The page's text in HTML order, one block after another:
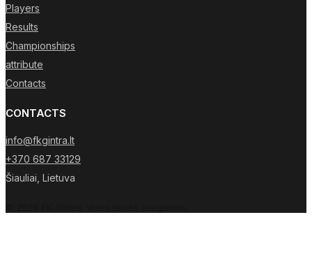
Players
Results
Championships
attribute
Contacts
CONTACTS
info@fkgintra.lt
+370 687 33129
Šiauliai, Lietuva